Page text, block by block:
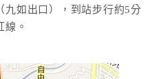
九如出口），到站步行約5分
線。